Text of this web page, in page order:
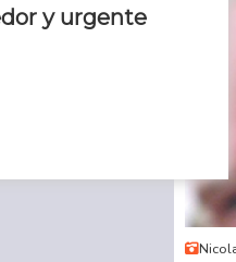
y urgente